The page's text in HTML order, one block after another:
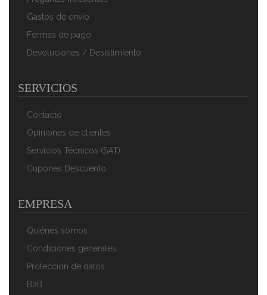
Gastos de envío
Formas de pago
Devoluciones / Desistimiento
SERVICIOS
Contacto
Opiniones de clientes
Servicios Técnicos (SAT)
Cupones Descuento
EMPRESA
Quiénes somos
Condiciones generales
Protección de datos
B2B